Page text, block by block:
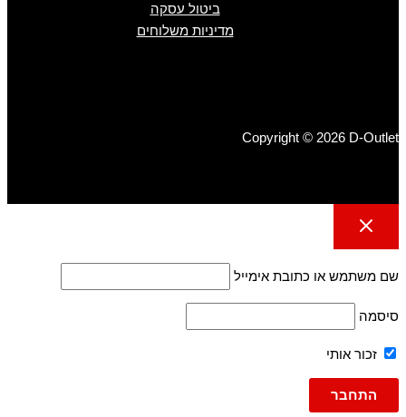
ביטול עסקה
מדיניות משלוחים
Copyright © 2026 D-Outlet
שם משתמש או כתובת אימייל
סיסמה
זכור אותי